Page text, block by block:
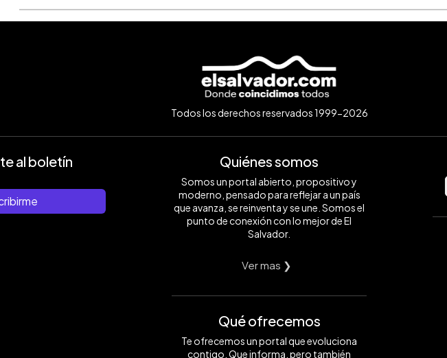
Todos los derechos reservados 1999-2026
al boletín Quiénes somos
Somos un portal abierto, propositivo y
moderno, pensado para reflejar a un país
que avanza, se reinventa y se une. Somos el
punto de conexión con lo mejor de El
Salvador.
Ver mas ❯
Qué ofrecemos
Te ofrecemos un portal que evoluciona
contigo. Que informa, pero también